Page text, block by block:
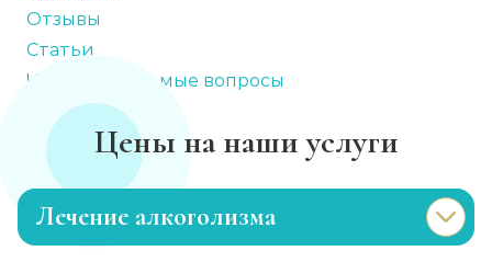
Отзывы
Статьи
Часто задаваемые вопросы
Цены на наши услуги
Лечение алкоголизма